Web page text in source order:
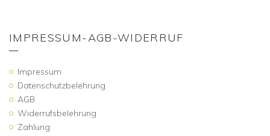
IMPRESSUM-AGB-WIDERRUF
Impressum
Datenschutzbelehrung
AGB
Widerrufsbelehrung
Zahlung